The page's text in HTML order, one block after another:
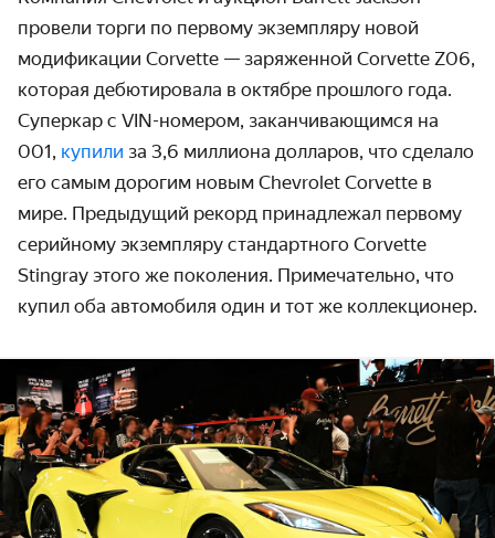
провели торги по первому экземпляру новой
модификации Corvette — заряженной Corvette Z06,
которая дебютировала в октябре прошлого года.
Суперкар с VIN-номером, заканчивающимся на
001, купили за 3,6 миллиона долларов, что сделало
его самым дорогим новым Chevrolet Corvette в
мире. Предыдущий рекорд принадлежал первому
серийному экземпляру стандартного Corvette
Stingray этого же поколения. Примечательно, что
купил оба автомобиля один и тот же коллекционер.